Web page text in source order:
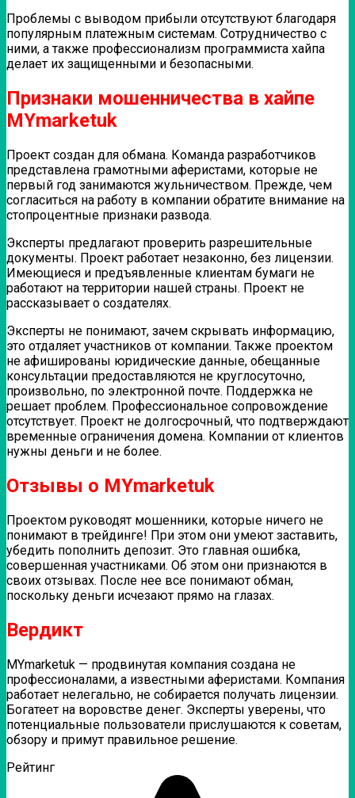
Проблемы с выводом прибыли отсутствуют благодаря
популярным платежным системам. Сотрудничество с
ними, а также профессионализм программиста хайпа
делает их защищенными и безопасными.
Признаки мошенничества в хайпе
MYmarketuk
Проект создан для обмана. Команда разработчиков
представлена грамотными аферистами, которые не
первый год занимаются жульничеством. Прежде, чем
согласиться на работу в компании обратите внимание на
стопроцентные признаки развода.
Эксперты предлагают проверить разрешительные
документы. Проект работает незаконно, без лицензии.
Имеющиеся и предъявленные клиентам бумаги не
работают на территории нашей страны. Проект не
рассказывает о создателях.
Эксперты не понимают, зачем скрывать информацию,
это отдаляет участников от компании. Также проектом
не афишированы юридические данные, обещанные
консультации предоставляются не круглосуточно,
произвольно, по электронной почте. Поддержка не
решает проблем. Профессиональное сопровождение
отсутствует. Проект не долгосрочный, что подтверждают
временные ограничения домена. Компании от клиентов
нужны деньги и не более.
Отзывы о MYmarketuk
Проектом руководят мошенники, которые ничего не
понимают в трейдинге! При этом они умеют заставить,
убедить пополнить депозит. Это главная ошибка,
совершенная участниками. Об этом они признаются в
своих отзывах. После нее все понимают обман,
поскольку деньги исчезают прямо на глазах.
Вердикт
MYmarketuk — продвинутая компания создана не
профессионалами, а известными аферистами. Компания
работает нелегально, не собирается получать лицензии.
Богатеет на воровстве денег. Эксперты уверены, что
потенциальные пользователи прислушаются к советам,
обзору и примут правильное решение.
Рейтинг